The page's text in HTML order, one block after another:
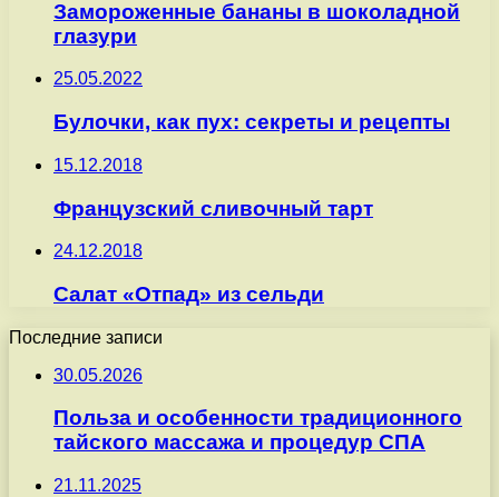
Замороженные бананы в шоколадной
глазури
25.05.2022
Булочки, как пух: секреты и рецепты
15.12.2018
Французский сливочный тарт
24.12.2018
Салат «Отпад» из сельди
Последние записи
30.05.2026
Польза и особенности традиционного
тайского массажа и процедур СПА
21.11.2025